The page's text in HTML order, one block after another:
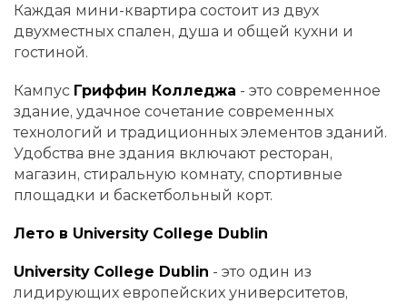
Каждая мини-квартира состоит из двух
двухместных спален, душа и общей кухни и
гостиной.
Кампус Гриффин Колледжа - это современное
здание, удачное сочетание современных
технологий и традиционных элементов зданий.
Удобства вне здания включают ресторан,
магазин, стиральную комнату, спортивные
площадки и баскетбольный корт.
Лето в University College Dublin
University College Dublin - это один из
лидирующих европейских университетов,